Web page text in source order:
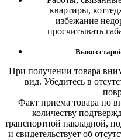
квартиры,
избежание
просчитывать
Вывоз
При получении товара
вид. Убедитесь в
Факт приема товара по
количеству
транспортной накладной,
и свидетельствует об